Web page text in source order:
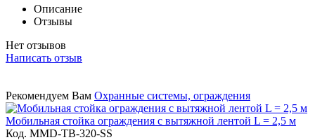
Описание
Отзывы
Нет отзывов
Написать отзыв
Рекомендуем Вам Охранные системы, ограждения
Мобильная стойка ограждения с вытяжной лентой L = 2,5 м
Код. MMD-TB-320-SS